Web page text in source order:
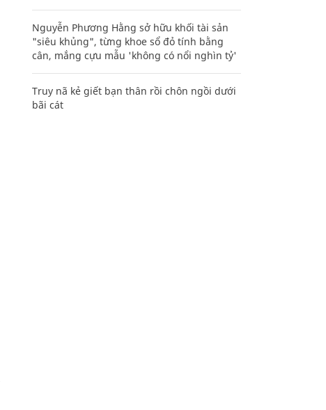
Nguyễn Phương Hằng sở hữu khối tài sản
"siêu khủng", từng khoe sổ đỏ tính bằng
cân, mắng cựu mẫu 'không có nổi nghìn tỷ'
Truy nã kẻ giết bạn thân rồi chôn ngồi dưới
bãi cát